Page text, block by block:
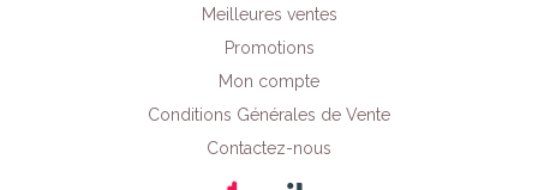
Meilleures ventes
Promotions
Mon compte
Conditions Générales de Vente
Contactez-nous